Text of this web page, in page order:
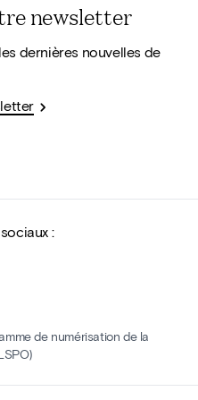
newsletter
dernières nouvelles de
:
de numérisation de la